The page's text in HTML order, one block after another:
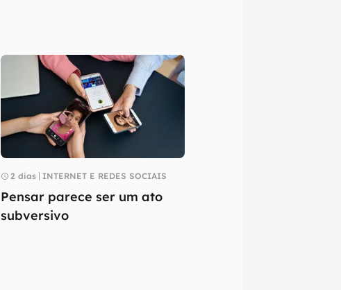
2 dias INTERNET E REDES SOCIAIS
Pensar parece ser um ato
subversivo